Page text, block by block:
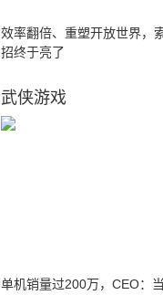
效率翻倍、重塑开放世界，
招终于亮了
武侠游戏
单机销量过200万，CEO：